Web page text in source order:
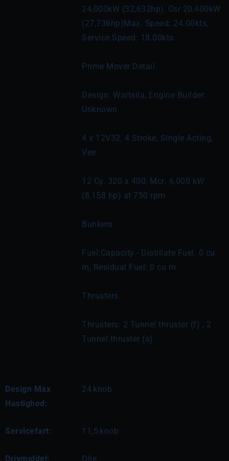
24,000kW (32,632hp), Csr 20,400kW
(27,736hp)Max. Speed: 24.00kts,
Service Speed: 18.00kts
Prime Mover Detail
Design: Wartsila, Engine Builder:
Unknown
4 x 12V32, 4 Stroke, Single Acting,
Vee
12 Cy. 320 x 400, Mcr: 6,000 kW
(8,158 hp) at 750 rpm
Bunkers
Fuel:Capacity - Distillate Fuel: 0 cu
m, Residual Fuel: 0 cu m
Thrusters
Thrusters: 2 Tunnel thruster (f) , 2
Tunnel thruster (a)
Design Max
Hastighed:
24 knob
Servicefart: 11,5 knob
Drivmiddel: Olie